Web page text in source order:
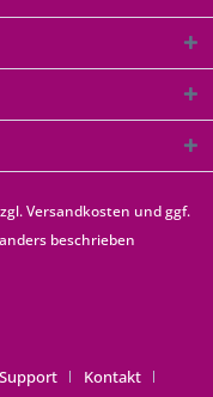
Versandkosten und ggf.
beschrieben
Kontakt